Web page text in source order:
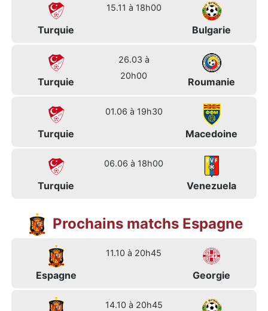
Turquie
15.11 à 18h00
Bulgarie
Turquie
26.03 à
20h00
Roumanie
Turquie
01.06 à 19h30
Macedoine
Turquie
06.06 à 18h00
Venezuela
Prochains matchs Espagne
Espagne
11.10 à 20h45
Georgie
14.10 à 20h45